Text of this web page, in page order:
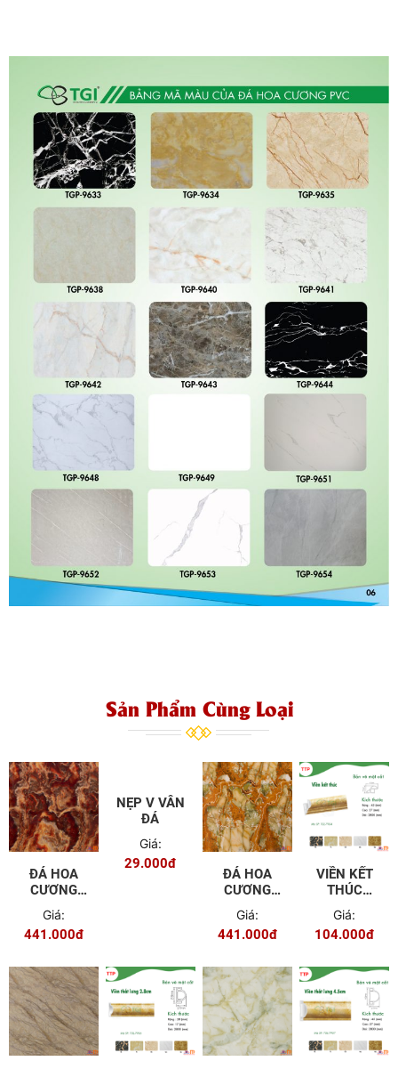
Sản Phẩm Cùng Loại
ĐÁ HOA
CƯƠNG
PVC - 9611
Giá:
441.000đ
ĐÁ HOA
CƯƠNG
PVC - 9614
Giá:
441.000đ
VIỀN KẾT
THÚC
4.5CM TGL
7904
Giá:
104.000đ